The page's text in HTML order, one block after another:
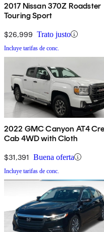
2017 Nissan 370Z Roadster
Touring Sport
$26,999 Trato justo
Incluye tarifas de conc.
2022 GMC Canyon AT4
Cab 4WD with Cloth
$31,391 Buena oferta
Incluye tarifas de conc.